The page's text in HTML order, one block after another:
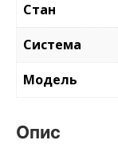
Стан
Система
Модель
Опис